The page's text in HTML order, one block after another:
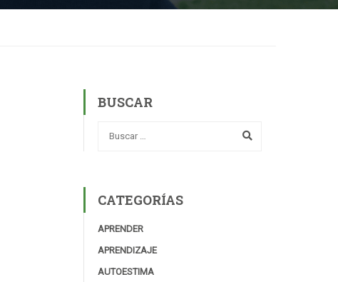
BUSCAR
CATEGORÍAS
APRENDER
APRENDIZAJE
AUTOESTIMA